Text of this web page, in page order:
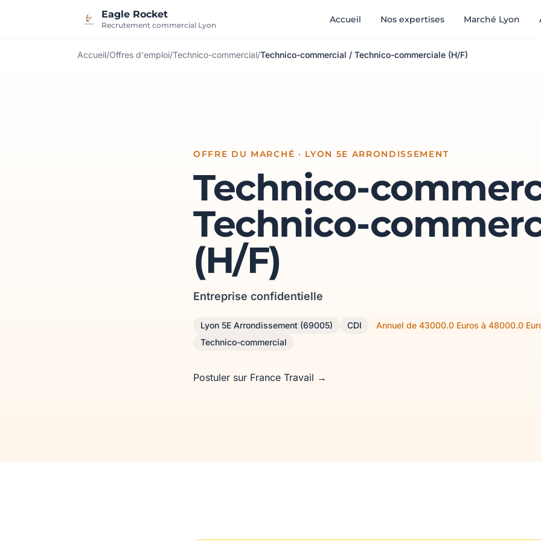
Eagle Rocket
Recrutement commercial Lyon
Accueil Nos expertises Marché Lyon
Accueil/Offres d'emploi/Technico-commercial/Technico-commercial / Technico-commerciale (H/F)
OFFRE DU MARCHÉ · LYON 5E ARRONDISSEMENT
Technico-
Technico-
(H/F)
Entreprise confidentielle
Lyon 5E Arrondissement (69005) CDI
Annuel de 43000.0 Euros à 48000.0
Technico-commercial
Postuler sur France Travail →